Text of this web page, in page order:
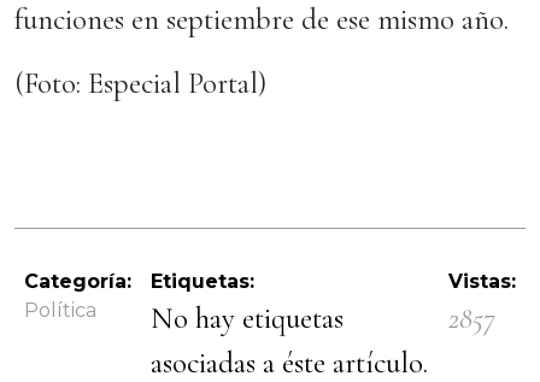
funciones en septiembre de ese mismo año.
(Foto: Especial Portal)
Categoría:
Política
Etiquetas:
No hay etiquetas
asociadas a éste artículo.
Vistas:
2857